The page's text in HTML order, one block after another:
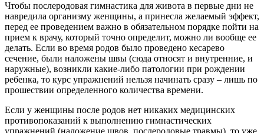
Чтобы послеродовая гимнастика для живота в первые дни не
навредила организму женщины, а принесла желаемый эффект,
перед ее проведением важно в обязательном порядке пойти на
прием к врачу, который точно определит, можно ли вообще ее
делать. Если во время родов было проведено кесарево
сечение, были наложены швы (сюда относят и внутренние, и
наружные), возникли какие-либо патологии при рождении
ребенка, то курс упражнений нельзя начинать сразу – лишь по
прошествии определенного количества времени.
Если у женщины после родов нет никаких медицинских
противопоказаний к выполнению гимнастических